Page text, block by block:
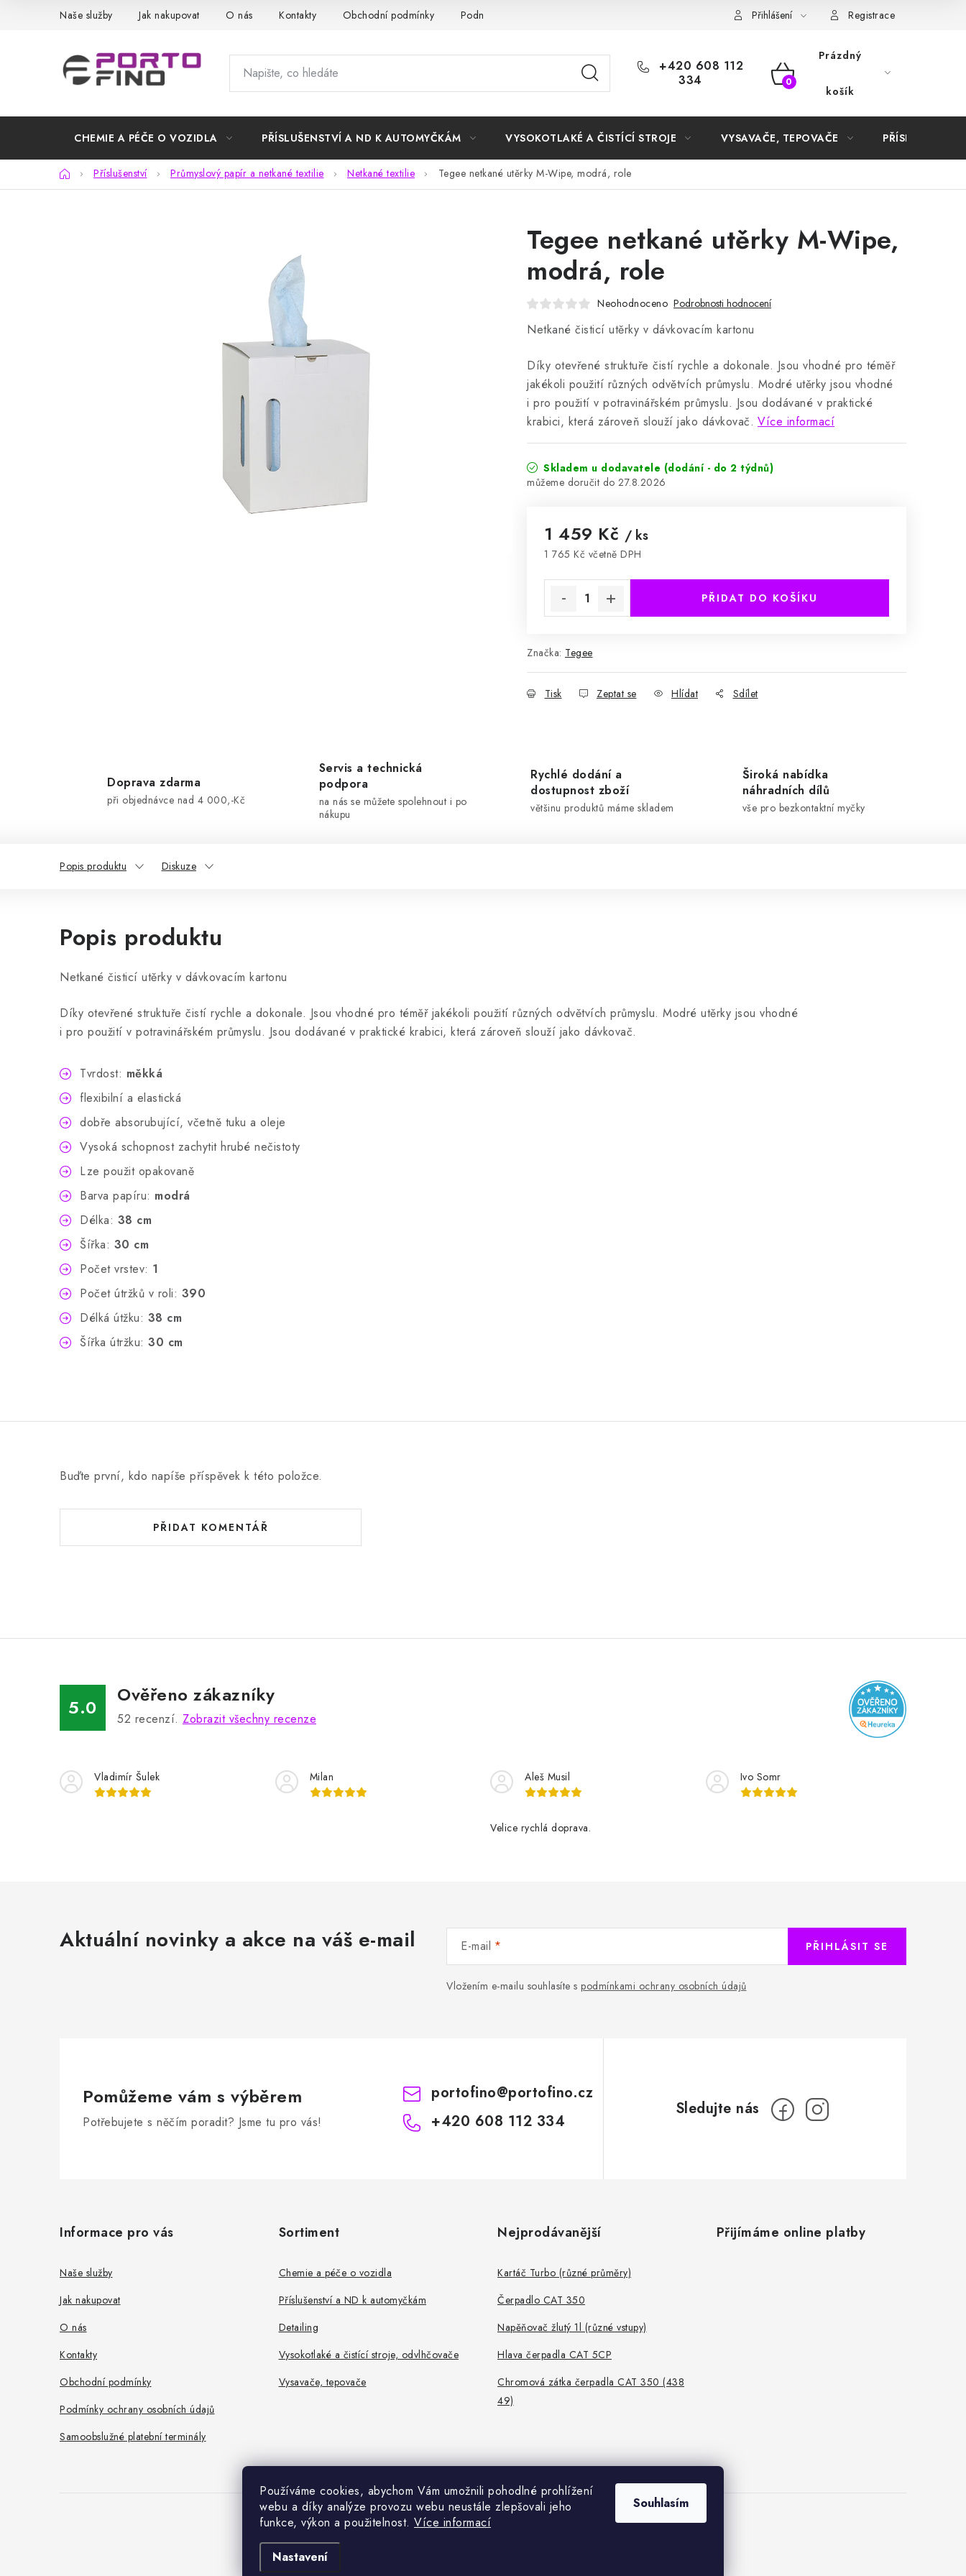
Používáme cookies, abychom Vám umožnili pohodlné prohlížení
webu a díky analýze provozu webu neustále zlepšovali jeho
funkce, výkon a použitelnost. Více informací
Nastavení
Souhlasím
Naše služby Jak nakupovat O nás Kontakty Obchodní podmínky Podmínky ochrany osobních údajů Samoobslužné platební terminály
Přihlášení Registrace
+420 608 112
334
NÁKUPNÍ
Prázdný
košík
CHEMIE A PÉČE O VOZIDLA PŘÍSLUŠENSTVÍ A ND K AUTOMYČKÁM VYSOKOTLAKÉ A ČISTÍCÍ STROJE VYSAVAČE, TEPOVAČE PŘÍSLUŠENSTVÍ
DomůPříslušenství Průmyslový papír a netkané textilie Netkané textilie Tegee netkané utěrky M-Wipe, modrá, role
Tegee netkané utěrky M-Wipe,
modrá, role
Neohodnoceno Podrobnosti hodnocení
Netkané čisticí utěrky v dávkovacím kartonu
Díky otevřené struktuře čistí rychle a dokonale. Jsou vhodné pro téměř
jakékoli použití různých odvětvích průmyslu. Modré utěrky jsou vhodné
i pro použití v potravinářském průmyslu. Jsou dodávané v praktické
krabici, která zároveň slouží jako dávkovač. Více informací
Skladem u dodavatele (dodání - do 2 týdnů)
27.8.2026
1 459 Kč / ks
1 765 Kč včetně DPH
PŘIDAT DO KOŠÍKU
Značka: Tegee
Tisk Zeptat se Hlídat Sdílet
Doprava zdarma
při objednávce nad 4 000,-Kč
Servis a technická
podpora
na nás se můžete spolehnout i po
nákupu
Rychlé dodání a
dostupnost zboží
většinu produktů máme skladem
Široká nabídka
náhradních dílů
vše pro bezkontaktní myčky
Popis produktu Diskuze
Popis produktu
Netkané čisticí utěrky v dávkovacím kartonu
Díky otevřené struktuře čistí rychle a dokonale. Jsou vhodné pro téměř jakékoli použití různých odvětvích průmyslu. Modré utěrky jsou vhodné
i pro použití v potravinářském průmyslu. Jsou dodávané v praktické krabici, která zároveň slouží jako dávkovač.
Tvrdost: měkká
flexibilní a elastická
dobře absorubující, včetně tuku a oleje
Vysoká schopnost zachytit hrubé nečistoty
Lze použit opakovaně
Barva papíru: modrá
Délka: 38 cm
Šířka: 30 cm
Počet vrstev: 1
Počet útržků v roli: 390
Délká útžku: 38 cm
Šířka útržku: 30 cm
Buďte první, kdo napíše příspěvek k této položce.
PŘIDAT KOMENTÁŘ
5.0
Ověřeno zákazníky
52 recenzí. Zobrazit všechny recenze
Vladimír Šulek Milan Aleš Musil
Velice rychlá doprava.
Ivo Somr
Aktuální novinky a akce na váš e-mail E-mail
Vložením e-mailu souhlasíte s podmínkami ochrany osobních údajů
PŘIHLÁSIT SE
Pomůžeme vám s výběrem
Potřebujete s něčím poradit? Jsme tu pro vás!
portofino@portofino.cz
+420 608 112 334
Informace pro vás
Naše služby
Jak nakupovat
O nás
Kontakty
Obchodní podmínky
Podmínky ochrany osobních údajů
Samoobslužné platební terminály
Sortiment
Chemie a péče o vozidla
Příslušenství a ND k automyčkám
Detailing
Vysokotlaké a čistící stroje, odvlhčovače
Vysavače, tepovače
Nejprodávanější
Kartáč Turbo (různé průměry)
Čerpadlo CAT 350
Napěňovač žlutý 1l (různé vstupy)
Hlava čerpadla CAT 5CP
Chromová zátka čerpadla CAT 350 (438
49)
Přijímáme online platby
Copyright 2026Portofino. Všechna práva vyhrazena.